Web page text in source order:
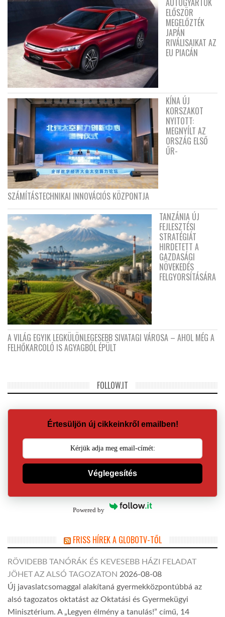
ELŐSZÖR
MEGELŐZTÉK
JAPÁN
RIVÁLISAIKAT AZ
EU PIACÁN
KÍNA ÚJ
KORSZAKOT
NYITOTT:
MEGNYÍLT AZ
ORSZÁG ELSŐ
ŰR-
SZÁMÍTÁSTECHNIKAI INNOVÁCIÓS KÖZPONTJA
TANZÁNIA ÚJ
FEJLESZTÉSI
STRATÉGIÁT
HIRDETETT A
GAZDASÁGI
NÖVEKEDÉS
FELGYORSÍTÁSÁRA
A VILÁG EGYIK LEGKÜLÖNLEGESEBB SIVATAGI VÁROSA – AHOL MÉG A
FELHŐKARCOLÓ IS AGYAGBÓL ÉPÜLT
FOLLOW.IT
Értesüljön új cikkeinkről emailben!
Véglegesítés
Powered by
FRISS HÍREK A GLOBOTV-TŐL
RÖVIDEBB TANÓRÁK ÉS KEVESEBB HÁZI FELADAT
JÖHET AZ ALSÓ TAGOZATON 2026-08-08
Új javaslatcsomaggal alakítaná gyermekközpontúbbá az
alsó tagozatos oktatást az Oktatási és Gyermekügyi
Minisztérium. A „Legyen élmény a tanulás!” című, 14